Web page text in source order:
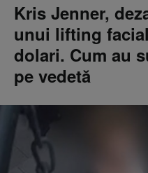
Kris Jenner,
unui lifting
dolari. Cum au
pe vedetă